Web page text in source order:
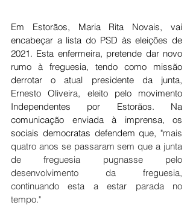
Em Estorãos, Maria Rita Novais, vai
encabeçar a lista do PSD às eleições de
2021. Esta enfermeira, pretende dar novo
rumo à freguesia, tendo como missão
derrotar o atual presidente da junta,
Ernesto Oliveira, eleito pelo movimento
Independentes por Estorãos. Na
comunicação enviada à imprensa, os
sociais democratas defendem que, "mais
quatro anos se passaram sem que a junta
de freguesia pugnasse pelo
desenvolvimento da freguesia,
continuando esta a estar parada no
tempo."